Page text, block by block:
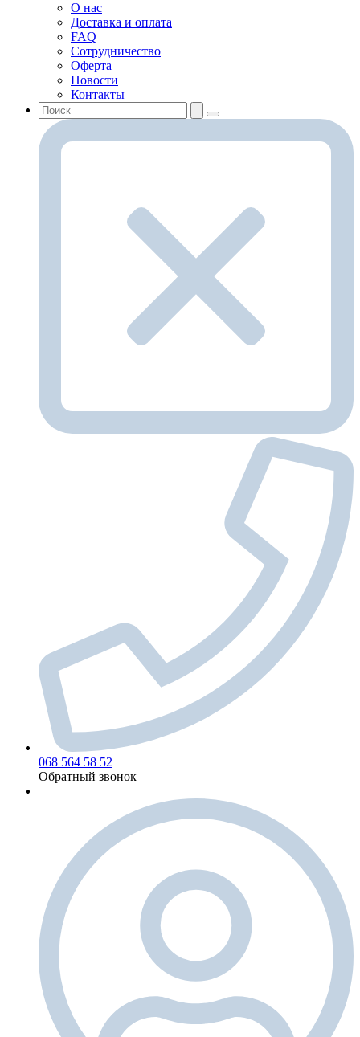
О нас
Доставка и оплата
FAQ
Сотрудничество
Оферта
Новости
Контакты
068 564 58 52
Обратный звонок